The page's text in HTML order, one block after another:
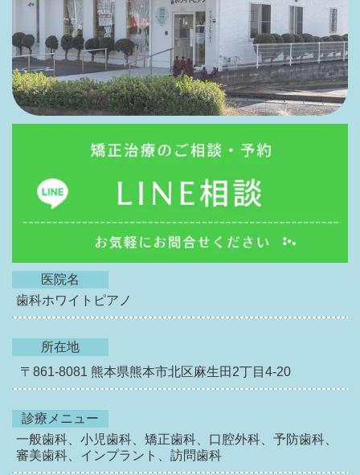
医院名
歯科ホワイトピアノ
所在地
〒861-8081 熊本県熊本市北区麻生田2丁目4-20
診療メニュー
一般歯科、小児歯科、矯正歯科、口腔外科、予防歯科、
審美歯科、インプラント、訪問歯科